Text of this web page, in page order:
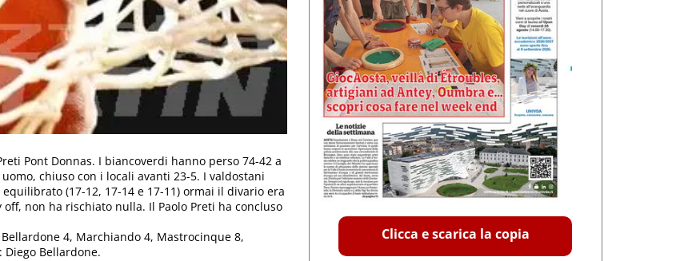
Pont Donnas. I biancoverdi hanno perso 74-42 a
chiuso con i locali avanti 23-5. I valdostani
(17-12, 17-14 e 17-11) ormai il divario era
non ha rischiato nulla. Il Paolo Preti ha concluso
Bellardone 4, Marchiando 4, Mastrocinque 8,
Diego Bellardone.
Clicca e scarica la copia